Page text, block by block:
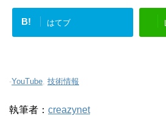
B! はてブ
-YouTube, 技術情報
執筆者： creazynet